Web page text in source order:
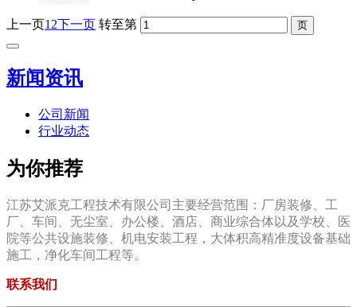
上一页1 2下一页 转至第
新闻资讯
公司新闻
行业动态
为你推荐
江苏艾派克工程技术有限公司主要经营范围：厂房装修、工
厂、车间、无尘室、办公楼、酒店、商业综合体以及学校、医
院等公共设施装修、机电安装工程，大体积高精准度设备基础
施工，净化车间工程等。
联系我们